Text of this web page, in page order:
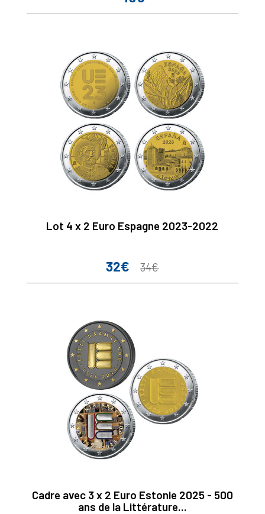
Lot 4 x 2 Euro Espagne 2023-2022
Prix
32€
Prix
34€
Cadre avec 3 x 2 Euro Estonie 2025 - 500
ans de la Littérature...